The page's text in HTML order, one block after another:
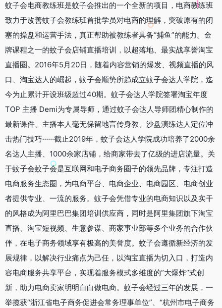
蚊子会电商教练班是蚊子会推出的一个全新的项目，电商教练班
致力于改善蚊子会教练班首批学员对电商的理解，突破原有的闭
塞的操盘和运营手法，真正帮助被教练者具备“捕鱼”的能力。金
牌课程之一的蚊子会店铺直播培训，以超落地、最实战享誉淘宝
直播圈。2016年5月20日，随着内容营销的爆发、视频直播的风
口、淘宝达人的崛起，蚊子会顺势所趋成立蚊子会达人学院，迄
今为止累计开设班级超过40期。蚊子会达人学院签署淘宝年度
TOP 主播 Demi为专属导师，通过蚊子会达人导师团精心制作的
最新课件、主播本人毫无保留地言传身教、沙盘演练达人定位冲
击热门技巧······截止2019年，蚊子会达人学院成功培养了2000余
名达人主播、1000余家店铺，给商家带去了亿级的进店流量。关
于蚊子会蚊子会是互联网和电子商务圈子的领先品牌，专注打造
电商服务生态圈，为电商平台、电商企业、电商园区、电商创业
者提供专业、一流的服务。蚊子会凭借专业的电商知识以及实干
的风格成为阿里巴巴集团培训供应商，同时是阿里集团旗下淘宝
直播、淘宝短视频、生意参谋、商家事业部等多个业务的合作伙
伴，在电子商务领域享有极高的美誉度。蚊子会遵循新经济的发
展规律，以解决行业痛点为己任，以淘宝直播为切入口，打造内
容电商服务共享平台，实现着服务模式多维度的”大爆炸”式创
新，助力电商卖家明明白白做电商。蚊子会经过三年的发展，一
举揽获“浙江省电子商务促进会常务理事单位”、“杭州市电子商务